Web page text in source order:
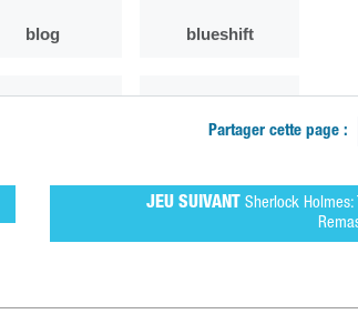
Partager cette page :
JEU SUIVANT Sherlock